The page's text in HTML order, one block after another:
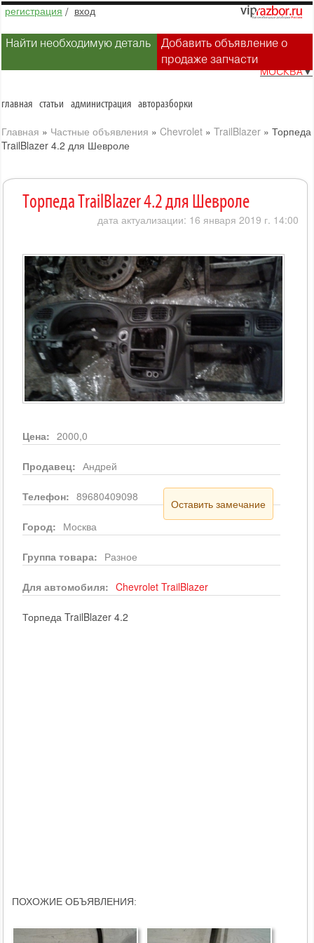
регистрация / вход
Найти необходимую деталь
Добавить объявление о
продаже запчасти
МОСКВА▼
главная статьи администрация авторазборки
Главная » Частные объявления » Chevrolet » TrailBlazer » Торпеда
TrailBlazer 4.2 для Шевроле
Торпеда TrailBlazer 4.2 для Шевроле
дата актуализации: 16 января 2019 г. 14:00
Цена: 2000,0
Продавец: Андрей
Телефон: 89680409098
Оставить замечание
Город: Москва
Группа товара: Разное
Для автомобиля: Chevrolet TrailBlazer
Торпеда TrailBlazer 4.2
ПОХОЖИЕ ОБЪЯВЛЕНИЯ: